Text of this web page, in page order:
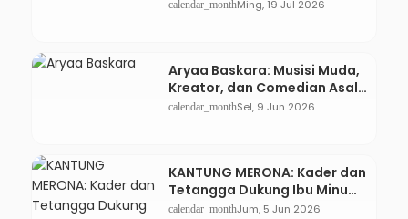
calendar_monthMing, 19 Jul 2026
Aryaa Baskara: Musisi Muda,
Kreator, dan Comedian Asal
Kebumen
calendar_monthSel, 9 Jun 2026
KANTUNG MERONA: Kader dan
Tetangga Dukung Ibu Minum
Obat Anti Anemia
calendar_monthJum, 5 Jun 2026